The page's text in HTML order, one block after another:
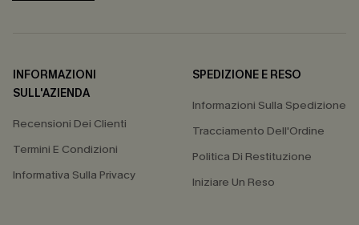
INFORMAZIONI
SULL'AZIENDA
Recensioni Dei Clienti
Termini E Condizioni
Informativa Sulla Privacy
SPEDIZIONE E RESO
Informazioni Sulla Spedizione
Tracciamento Dell'Ordine
Politica Di Restituzione
Iniziare Un Reso